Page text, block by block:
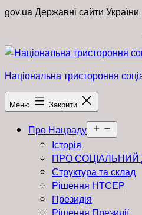
Перейти
gov.uaДержавні сайти України
Національна тристороння
Меню Закрити
Про Нацраду
меню
Історія
ПРО СОЦІАЛЬНИЙ
Структура та склад
Рішення НТСЕР
Президія